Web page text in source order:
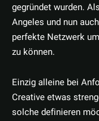
gegründet wurden.
Angeles und nun
perfekte Netzwerk
zu können.
Einzig alleine bei
Creative etwas
solche definieren